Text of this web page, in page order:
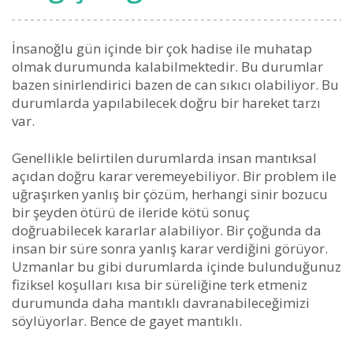
İnsanoğlu gün içinde bir çok hadise ile muhatap
olmak durumunda kalabilmektedir. Bu durumlar
bazen sinirlendirici bazen de can sıkıcı olabiliyor. Bu
durumlarda yapılabilecek doğru bir hareket tarzı
var.
Genellikle belirtilen durumlarda insan mantıksal
açıdan doğru karar veremeyebiliyor. Bir problem ile
uğraşırken yanlış bir çözüm, herhangi sinir bozucu
bir şeyden ötürü de ileride kötü sonuç
doğruabilecek kararlar alabiliyor. Bir çoğunda da
insan bir süre sonra yanlış karar verdiğini görüyor.
Uzmanlar bu gibi durumlarda içinde bulunduğunuz
fiziksel koşulları kısa bir süreliğine terk etmeniz
durumunda daha mantıklı davranabileceğimizi
söylüyorlar. Bence de gayet mantıklı.